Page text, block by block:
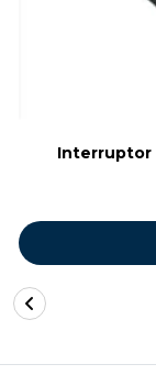
Interruptor